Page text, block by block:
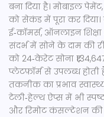
बना दिया है। मोबाइल
को सेकंड में पूरा कर दिया।
ई‑कॉमर्स, ऑनलाइन
संदर्भ में सोने के दाम की
को 24‑केरेट सोना
प्लेटफ़ॉर्म से उपलब्ध
तकनीक का प्रभाव
टेली‑हेल्थ ऐप्स में भी
और रिमोट कंसल्टेशन की